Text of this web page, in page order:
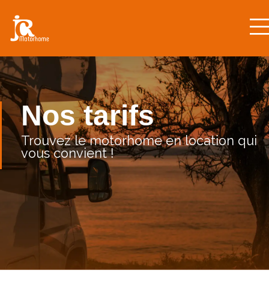
Nos tarifs
Trouvez le motorhome en location qui
vous convient !